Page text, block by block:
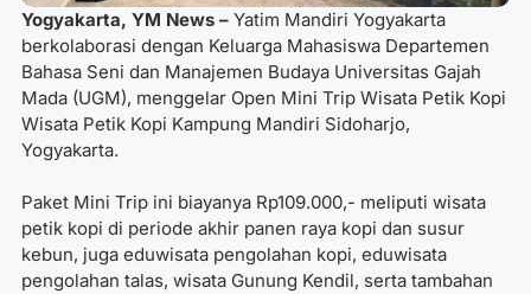
Yogyakarta, YM News – Yatim Mandiri Yogyakarta
berkolaborasi dengan Keluarga Mahasiswa Departemen
Bahasa Seni dan Manajemen Budaya Universitas Gajah
Mada (UGM), menggelar Open Mini Trip Wisata Petik Kopi
Wisata Petik Kopi Kampung Mandiri Sidoharjo,
Yogyakarta.
Paket Mini Trip ini biayanya Rp109.000,- meliputi wisata
petik kopi di periode akhir panen raya kopi dan susur
kebun, juga eduwisata pengolahan kopi, eduwisata
pengolahan talas, wisata Gunung Kendil, serta tambahan